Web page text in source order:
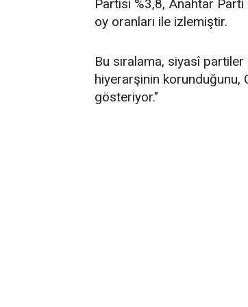
Partisi %3,8, Anahtar
oy oranları ile izlemiştir.
Bu sıralama, siyasî
hiyerarşinin korunduğunu,
gösteriyor."